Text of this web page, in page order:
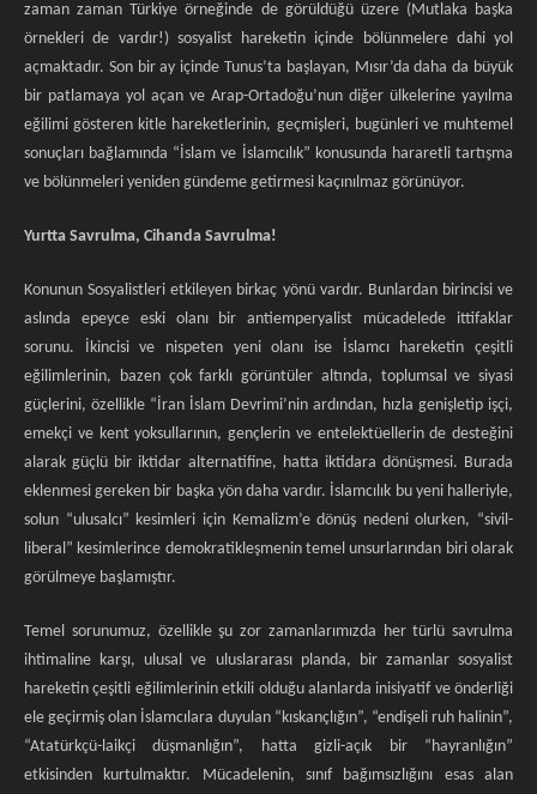
zaman zaman Türkiye örneğinde de görüldüğü üzere (Mutlaka başka
örnekleri de vardır!) sosyalist hareketin içinde bölünmelere dahi yol
açmaktadır. Son bir ay içinde Tunus’ta başlayan, Mısır’da daha da büyük
bir patlamaya yol açan ve Arap-Ortadoğu’nun diğer ülkelerine yayılma
eğilimi gösteren kitle hareketlerinin, geçmişleri, bugünleri ve muhtemel
sonuçları bağlamında “İslam ve İslamcılık” konusunda hararetli tartışma
ve bölünmeleri yeniden gündeme getirmesi kaçınılmaz görünüyor.
Yurtta Savrulma, Cihanda Savrulma!
Konunun Sosyalistleri etkileyen birkaç yönü vardır. Bunlardan birincisi ve
aslında epeyce eski olanı bir antiemperyalist mücadelede ittifaklar
sorunu. İkincisi ve nispeten yeni olanı ise İslamcı hareketin çeşitli
eğilimlerinin, bazen çok farklı görüntüler altında, toplumsal ve siyasi
güçlerini, özellikle “İran İslam Devrimi’nin ardından, hızla genişletip işçi,
emekçi ve kent yoksullarının, gençlerin ve entelektüellerin de desteğini
alarak güçlü bir iktidar alternatifine, hatta iktidara dönüşmesi. Burada
eklenmesi gereken bir başka yön daha vardır. İslamcılık bu yeni halleriyle,
solun “ulusalcı” kesimleri için Kemalizm’e dönüş nedeni olurken, “sivil-
liberal” kesimlerince demokratikleşmenin temel unsurlarından biri olarak
görülmeye başlamıştır.
Temel sorunumuz, özellikle şu zor zamanlarımızda her türlü savrulma
ihtimaline karşı, ulusal ve uluslararası planda, bir zamanlar sosyalist
hareketin çeşitli eğilimlerinin etkili olduğu alanlarda inisiyatif ve önderliği
ele geçirmiş olan İslamcılara duyulan “kıskançlığın”, “endişeli ruh halinin”,
“Atatürkçü-laikçi düşmanlığın”, hatta gizli-açık bir “hayranlığın”
etkisinden kurtulmaktır. Mücadelenin, sınıf bağımsızlığını esas alan